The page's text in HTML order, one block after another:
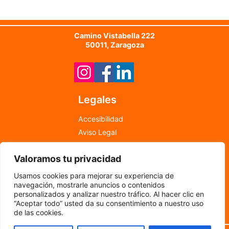
Valoramos tu privacidad
Usamos cookies para mejorar su experiencia de
navegación, mostrarle anuncios o contenidos
personalizados y analizar nuestro tráfico. Al hacer clic en
“Aceptar todo” usted da su consentimiento a nuestro uso
de las cookies.
Camino Vistabella 222
50011, Zaragoza
Legales
Accesibilidad
Aviso Legal
Política de Privacidad
info@newfood.es
976 598 708
© 2024por New Food